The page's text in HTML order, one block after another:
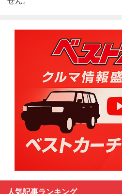
人気記事ランキング